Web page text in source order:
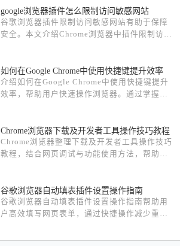
google浏览器插件怎么限制访问敏感网站
谷歌浏览器插件限制访问敏感网站有助于保障
安全。本文介绍Chrome浏览器中插件限制访问
如何在Google Chrome中使用快捷键提升效率
介绍如何在Google Chrome中使用快捷键提升
效率，帮助用户快速操作浏览器。通过掌握常
Chrome浏览器下载及开发者工具操作技巧教程
Chrome浏览器整理下载及开发者工具操作技巧
教程，结合网页调试与功能使用方法，帮助用
谷歌浏览器自动填表插件设置操作指南
谷歌浏览器自动填表插件设置操作指南帮助用
户高效填写网页表单，通过快捷操作减少重复